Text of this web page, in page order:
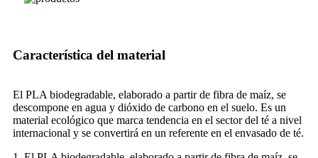
Característica del material
El PLA biodegradable, elaborado a partir de fibra de maíz, se
descompone en agua y dióxido de carbono en el suelo. Es un
material ecológico que marca tendencia en el sector del té a nivel
internacional y se convertirá en un referente en el envasado de té.